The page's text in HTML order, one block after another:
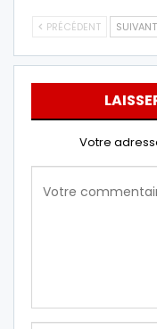
PRÉCÉDENT SUIVANT
Votre